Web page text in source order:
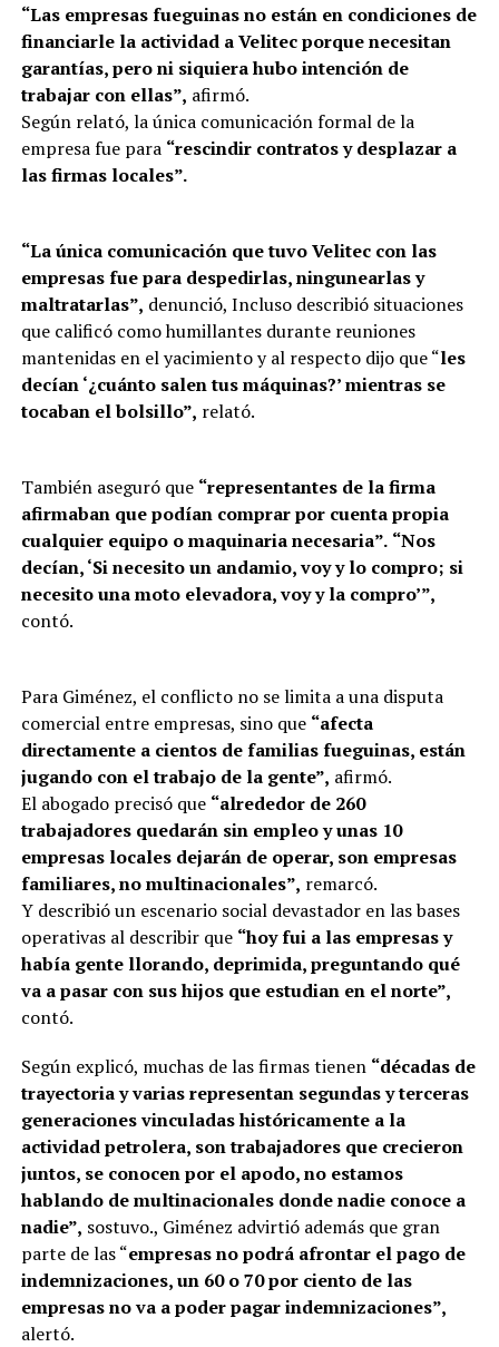
“Las empresas fueguinas no están en condiciones de
financiarle la actividad a Velitec porque necesitan
garantías, pero ni siquiera hubo intención de
trabajar con ellas”, afirmó.
Según relató, la única comunicación formal de la
empresa fue para “rescindir contratos y desplazar a
las firmas locales”.
“La única comunicación que tuvo Velitec con las
empresas fue para despedirlas, ningunearlas y
maltratarlas”, denunció, Incluso describió situaciones
que calificó como humillantes durante reuniones
mantenidas en el yacimiento y al respecto dijo que “les
decían ‘¿cuánto salen tus máquinas?’ mientras se
tocaban el bolsillo”, relató.
También aseguró que “representantes de la firma
afirmaban que podían comprar por cuenta propia
cualquier equipo o maquinaria necesaria”. “Nos
decían, ‘Si necesito un andamio, voy y lo compro; si
necesito una moto elevadora, voy y la compro’”,
contó.
Para Giménez, el conflicto no se limita a una disputa
comercial entre empresas, sino que “afecta
directamente a cientos de familias fueguinas, están
jugando con el trabajo de la gente”, afirmó.
El abogado precisó que “alrededor de 260
trabajadores quedarán sin empleo y unas 10
empresas locales dejarán de operar, son empresas
familiares, no multinacionales”, remarcó.
Y describió un escenario social devastador en las bases
operativas al describir que “hoy fui a las empresas y
había gente llorando, deprimida, preguntando qué
va a pasar con sus hijos que estudian en el norte”,
contó.
Según explicó, muchas de las firmas tienen “décadas de
trayectoria y varias representan segundas y terceras
generaciones vinculadas históricamente a la
actividad petrolera, son trabajadores que crecieron
juntos, se conocen por el apodo, no estamos
hablando de multinacionales donde nadie conoce a
nadie”, sostuvo., Giménez advirtió además que gran
parte de las “empresas no podrá afrontar el pago de
indemnizaciones, un 60 o 70 por ciento de las
empresas no va a poder pagar indemnizaciones”,
alertó.